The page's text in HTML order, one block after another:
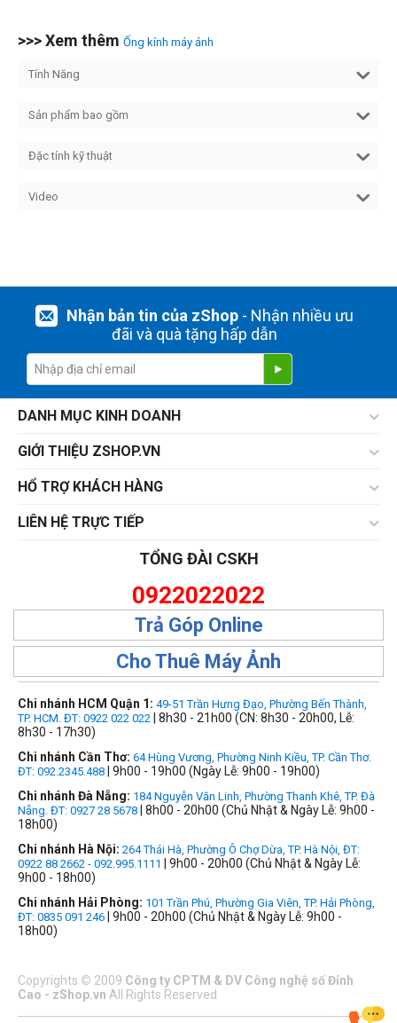
>>> Xem thêm Ống kính máy ảnh
Tính Năng
Sản phẩm bao gồm
Đặc tính kỹ thuật
Video
Nhận bản tin của zShop- Nhận nhiều ưu
đãi và quà tặng hấp dẫn
DANH MỤC KINH DOANH
GIỚI THIỆU ZSHOP.VN
HỔ TRỢ KHÁCH HÀNG
LIÊN HỆ TRỰC TIẾP
TỔNG ĐÀI CSKH
0922022022
Trả Góp Online
Cho Thuê Máy Ảnh
Chi nhánh HCM Quận 1: 49-51 Trần Hưng Đạo, Phường Bến Thành,
TP. HCM. ĐT: 0922 022 022 | 8h30 - 21h00 (CN: 8h30 - 20h00, Lễ:
8h30 - 17h30)
Chi nhánh Cần Thơ: 64 Hùng Vương, Phường Ninh Kiều, TP. Cần Thơ.
ĐT: 092.2345.488 | 9h00 - 19h00 (Ngày Lễ: 9h00 - 19h00)
Chi nhánh Đà Nẵng: 184 Nguyễn Văn Linh, Phường Thanh Khê, TP. Đà
Nẵng. ĐT: 0927 28 5678 | 8h00 - 20h00 (Chủ Nhật & Ngày Lễ: 9h00 -
18h00)
Chi nhánh Hà Nội: 264 Thái Hà, Phường Ô Chợ Dừa, TP. Hà Nội, ĐT:
0922 88 2662 - 092.995.1111
| 9h00 - 20h00 (Chủ Nhật & Ngày Lễ:
9h00 - 18h00)
Chi nhánh Hải Phòng: 101 Trần Phú, Phường Gia Viên, TP. Hải Phòng,
ĐT: 0835 091 246 | 9h00 - 20h00 (Chủ Nhật & Ngày Lễ: 9h00 -
18h00)
Copyrights © 2009 Công ty CPTM & DV Công nghệ số Đỉnh
Cao - zShop.vn All Rights Reserved